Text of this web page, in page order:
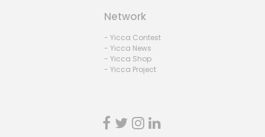
Network
- Yicca Contest
- Yicca News
- Yicca Shop
- Yicca Project